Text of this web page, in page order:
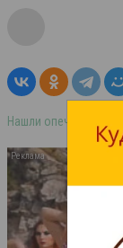
Нашли опечатку в